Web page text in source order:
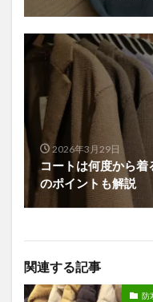
2026年3月29日
コートは何度から
のポイントも解説
関連する記事
防